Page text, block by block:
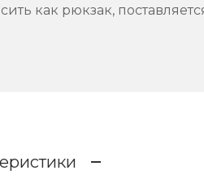
как рюкзак,